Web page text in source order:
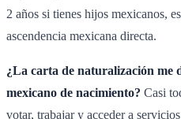
2 años si tienes hijos mexicanos,
ascendencia mexicana directa.
¿La carta de naturalización me
mexicano de nacimiento? Casi
votar, trabajar y acceder a